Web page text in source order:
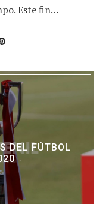
Este fin…
DEL FÚTBOL